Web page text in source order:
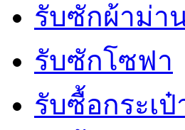
รับซักผ้าม่า
รับซักโซฟา
รับซื้อกระเ